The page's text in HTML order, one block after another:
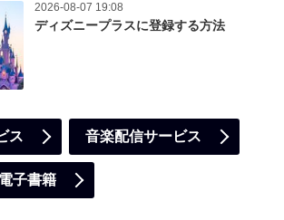
2026-08-07 19:08
ディズニープラスに登録する方法
ス 音楽配信サービス
電子書籍